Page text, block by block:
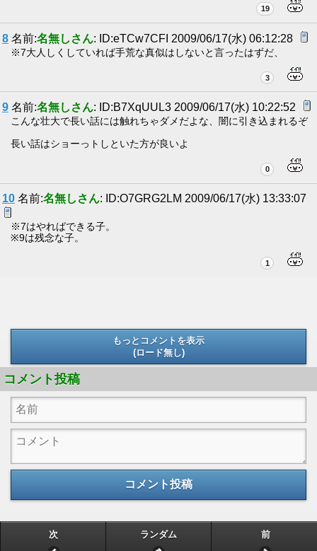
19
8 名前:名無しさん: ID:eTCw7CFI 2009/06/17(水) 06:12:28
※7大人しくしていれば手荒な真似はしないと言ったはずだ、
3
9 名前:名無しさん: ID:B7XqUUL3 2009/06/17(水) 10:22:52
こんな壮大で長い話には触れちゃダメだよな、闇に引き込まれるぞ
長い話はショーっトしといた方が良いよ
0
10 名前:名無しさん: ID:O7GRG2LM 2009/06/17(水) 13:33:07
※7はやればできる子。
※9は残念な子。
1
もっとコメントを表示
(ロード無し)
コメント投稿
コメント投稿
次 ランダム 前